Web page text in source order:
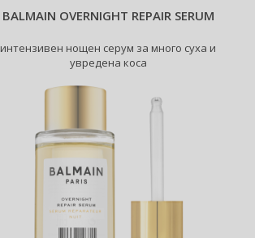
BALMAIN OVERNIGHT REPAIR SERUM
интензивен нощен серум за много суха и
увредена коса